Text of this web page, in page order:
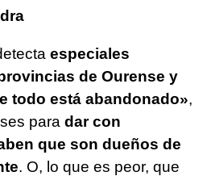
especiales
de Ourense y
todo está abandonado»,
para dar con
que son dueños de
. O, lo que es peor, que